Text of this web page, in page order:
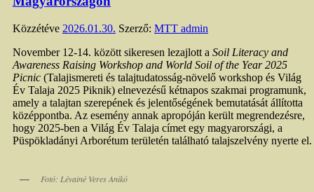
Közzétéve 2026.01.30. Szerző: MTT admin
November 12-14. között sikeresen lezajlott a Soil Literacy and
Awareness Raising Workshop and World Soil of the Year 2025
Picnic (Talajismereti és talajtudatosság-növelő workshop és Világ
Év Talaja 2025 Piknik) elnevezésű kétnapos szakmai programunk,
amely a talajtan szerepének és jelentőségének bemutatását állította
középpontba. Az esemény annak apropóján került megrendezésre,
hogy 2025-ben a Világ Év Talaja címet egy magyarországi, a
Püspökladányi Arborétum területén található talajszelvény nyerte el.
Fotó: Lévainé Veres Anikó